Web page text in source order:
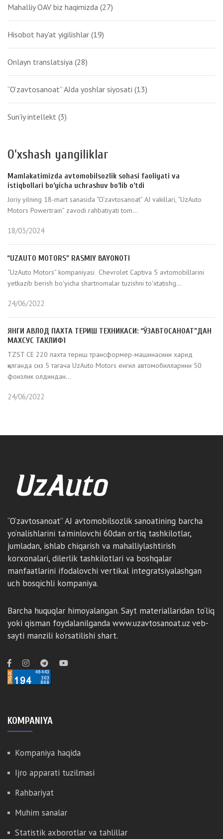
Mahalliy OAV biz haqimizda (27)
Hisobot hay'at yigilishlar (19)
Onlayn translatsiya (28)
“O‘zavtosanoat” AJda yoshlar siyosati (13)
Sun'iy intellekt (3)
O'xshash yangiliklar
Mamlakatimizda avtomobilsozlik sohasi faoliyati va
istiqbollari bo‘yicha uchrashuv bo‘lib o‘tdi
Joriy yilning 18-mart sanasida “O‘zavtosanoat” AJ vakillari, “UzAuto
Motors Powertrain” zavodi rahbatiyati tom...
18/03/2024
“UZAUTO MOTORS” RASMIY BAYONOTI
“UzAuto Motors” kompaniyasi Chevrolet Captiva 5 avtomobillarini
yetkazib berish boʻyicha shartnomalar tuzishni toʻxtatishg...
24/06/2022
ЯНГИ АВЛОД ПАХТА ТЕРИШ ТЕХНИКАСИ: “ЎЗАВТОСАНОАТ”ДАН
МАХСУС ТАКЛИФ1
TZST CE 220 пахта териш трансформер-машинасини харид
қилганда сиз 5 тагача UzAuto Motors енгил автомобилларини 50
фоизлик олдиндан...
24/06/2022
“O‘zavtosanoat” AJ avtomobilsozlik sanoatining barcha
yo‘nalishlarini ta’minlovchi 60dan ortiq tashkilotlar,
jumladan, ishlab chiqarish va mahalliylashtirish
korxonalari, dilerlik tashkilotlari va boshqalar
manfaatlarini ifodalovchi vertikal integratsiyalashgan
uch bosqichli kompaniya.
Barcha huquqlar himoyalangan. Sayt materiallaridan to‘liq
yoki qisman foydalanilganda www.uzavtosanoat.uz veb-
sayti manzili ko‘rsatilishi shart.
KOMPANIYA
Kompaniya haqida
Ijro apparati tuzilmasi
Rahbariyat
Muhim sanalar
Statistik axborotlar va tahlillar